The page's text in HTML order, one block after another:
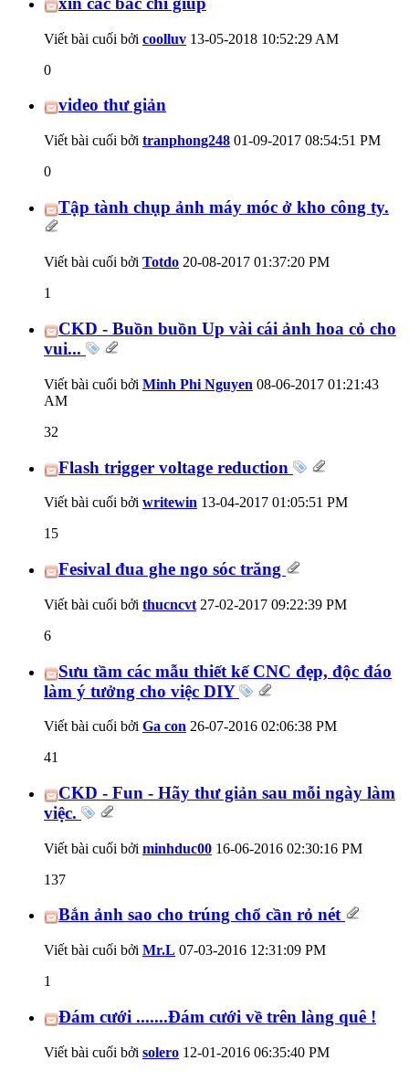
Viết bài cuối bởi coolluv 13-05-2018 10:52:29 AM
0
video thư giản
Viết bài cuối bởi tranphong248 01-09-2017 08:54:51 PM
0
Tập tành chụp ảnh máy móc ở kho công ty.
Viết bài cuối bởi Totdo 20-08-2017 01:37:20 PM
1
CKD - Buồn buồn Up vài cái ảnh hoa cỏ cho
vui...
Viết bài cuối bởi Minh Phi Nguyen 08-06-2017 01:21:43
AM
32
Flash trigger voltage reduction
Viết bài cuối bởi writewin 13-04-2017 01:05:51 PM
15
Fesival đua ghe ngo sóc trăng
Viết bài cuối bởi thucncvt 27-02-2017 09:22:39 PM
6
Sưu tầm các mẫu thiết kế CNC đẹp, độc đáo
làm ý tưởng cho việc DIY
Viết bài cuối bởi Ga con 26-07-2016 02:06:38 PM
41
CKD - Fun - Hãy thư giản sau mỗi ngày làm
việc.
Viết bài cuối bởi minhduc00 16-06-2016 02:30:16 PM
137
Bắn ảnh sao cho trúng chổ cần rỏ nét
Viết bài cuối bởi Mr.L 07-03-2016 12:31:09 PM
1
Đám cưới .......Đám cưới về trên làng quê !
Viết bài cuối bởi solero 12-01-2016 06:35:40 PM